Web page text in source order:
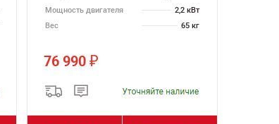
Мощность двигателя
2,2 кВт
Вес
65 кг
76 990₽